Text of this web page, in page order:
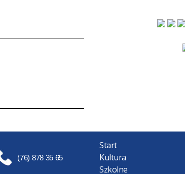
(76) 878 35 65
Start
Kultura
Szkolne